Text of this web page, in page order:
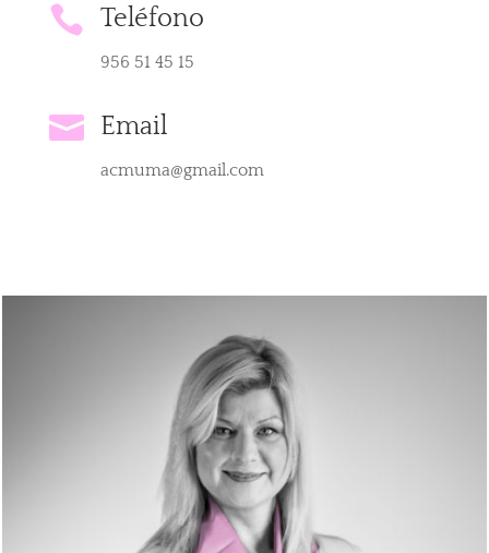
 Teléfono
956 51 45 15
 Email
acmuma@gmail.com